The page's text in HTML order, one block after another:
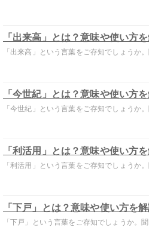
「出来高」とは？意味や使い方
「出来高」という言葉をご存知でしょうか
「今世紀」とは？意味や使い方
「今世紀」という言葉をご存知でしょうか
「利活用」とは？意味や使い方
「利活用」という言葉をご存知でしょうか
「下戸」とは？意味や使い方を
「下戸」という言葉をご存知でしょうか。